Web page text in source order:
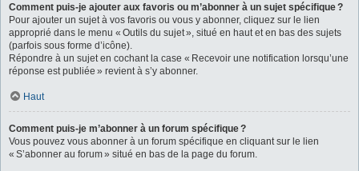
Comment puis-je ajouter aux favoris ou m’abonner à un sujet spécifique ?
Pour ajouter un sujet à vos favoris ou vous y abonner, cliquez sur le lien
approprié dans le menu « Outils du sujet », situé en haut et en bas des sujets
(parfois sous forme d’icône).
Répondre à un sujet en cochant la case « Recevoir une notification lorsqu’une
réponse est publiée » revient à s’y abonner.
Haut
Comment puis-je m’abonner à un forum spécifique ?
Vous pouvez vous abonner à un forum spécifique en cliquant sur le lien
« S’abonner au forum » situé en bas de la page du forum.